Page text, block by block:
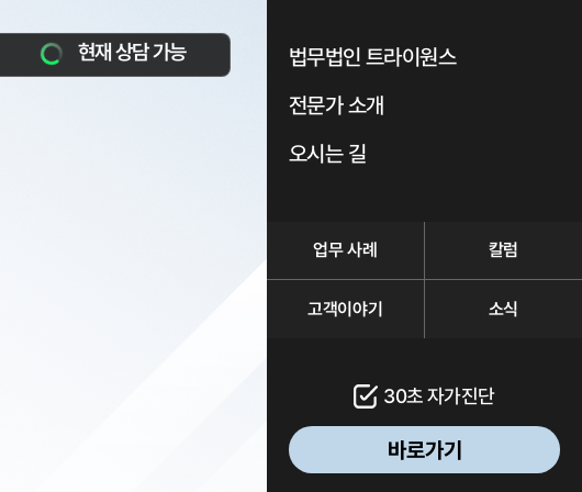
법무법인 트라이원스
전문가 소개
오시는 길
업무 사례 칼럼
고객이야기 소식
30초 자가진단
바로가기
현재 상담 가능